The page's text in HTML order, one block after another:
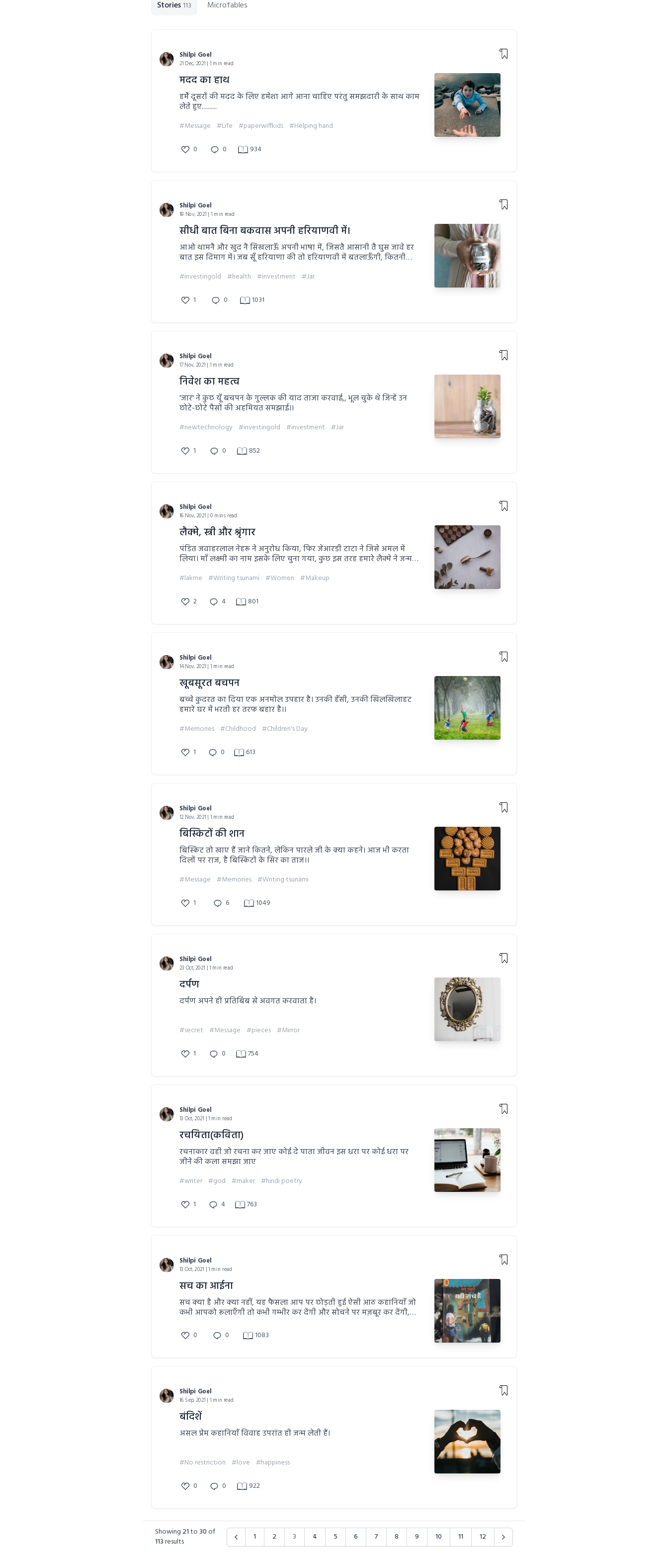
Stories 113 Microfables
Shilpi Goel
21 Dec, 2021 | 1 min read
मदद का हाथ
हमेें दूसरों की मदद के लिए हमेशा आगे आना चाहिए परंतु समझदारी के साथ काम
लेते हुए..........
#Message #Life #paperwiffkids #Helping hand
0 0 934
Shilpi Goel
18 Nov, 2021 | 1 min read
सीधी बात बिना बकवास अपनी हरियाणवी में।
आओ थामनै और खुद नै सिखलाऊँ अपनी भाषा में, जिसतै आसानी तै घुस जावे हर
बात इस दिमाग में। जब सूँ हरियाणा की तो हरियाणवी में बतलाऊँगी, कितनी
#investingold #health #investment #Jar
1 0 1031
Shilpi Goel
17 Nov, 2021 | 1 min read
निवेश का महत्व
'जार' ने कुछ यूँ बचपन के गुल्लक की याद ताजा करवाई,, भूल चुके थे जिन्हें उन
छोटे-छोटे पैसों की अहमियत समझाई।।
#newtechnology #investingold #investment #Jar
1 0 852
Shilpi Goel
16 Nov, 2021 | 0 mins read
लैक्मे, स्त्री और श्रृंगार
पंडित जवाहरलाल नेहरू ने अनुरोध किया, फिर जेआरडी टाटा ने जिसे अमल में
लिया। माँ लक्ष्मी का नाम इसके लिए चुना गया, कुछ इस तरह हमारे लैक्मे ने जन्म
#lakme #Writing tsunami #Women #Makeup
2 4 801
Shilpi Goel
14 Nov, 2021 | 1 min read
खूबसूरत बचपन
बच्चे कुदरत का दिया एक अनमोल उपहार है। उनकी हँसी, उनकी खिलखिलाहट
हमारे घर में भरती हर तरफ बहार है।।
#Memories #Childhood #Children's Day
1 0 613
Shilpi Goel
12 Nov, 2021 | 1 min read
बिस्किटों की शान
बिस्किट तो खाए हैं जाने कितने, लेकिन पारले जी के क्या कहने। आज भी करता
दिलों पर राज, है बिस्किटों के सिर का ताज।।
#Message #Memories #Writing tsunami
1 6 1049
Shilpi Goel
23 Oct, 2021 | 1 min read
दर्पण
दर्पण अपने ही प्रतिबिंब से अवगत करवाता है।
#secret #Message #pieces #Mirror
1 0 754
Shilpi Goel
13 Oct, 2021 | 1 min read
रचयिता(कविता)
रचनाकार वही जो रचना कर जाए कोई दे पाता जीवन इस धरा पर कोई धरा पर
जीने की कला समझा जाए
#writer #god #maker #hindi poetry
1 4 763
Shilpi Goel
13 Oct, 2021 | 1 min read
सच का आईना
सच क्या है और क्या नहीं, यह फैसला आप पर छोड़ती हुई ऐसी आठ कहानियाँ जो
कभी आपको रूलाएँगी तो कभी गम्भीर कर देंगी और सोचने पर मज़बूर कर देंगी,
0 0 1083
Shilpi Goel
16 Sep, 2021 | 1 min read
बंदिशें
असल प्रेम कहानियाँ विवाह उपरांत ही जन्म लेती हैं।
#No restriction #love #happiness
0 0 922
Showing 21to30 of
113results 1 2 3 4 5 6 7 8 9 10 11 12